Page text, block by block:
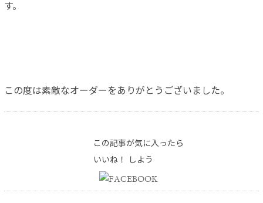
す。
この度は素敵なオーダーをありがとうございました。
この記事が気に入ったら
いいね！ しよう